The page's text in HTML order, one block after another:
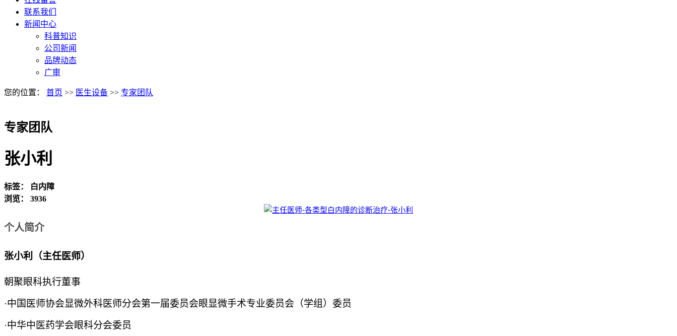
联系我们
新闻中心
科普知识
公司新闻
品牌动态
广审
您的位置： 首页 >> 医生设备 >> 专家团队
专家团队
张小利
标签：
白内障
浏览： 3936
个人简介
张小利（主任医师）
朝聚眼科执行董事
·中国医师协会显微外科医师分会第一届委员会眼显微手术专业委员会（学组）委员
·中华中医药学会眼科分会委员